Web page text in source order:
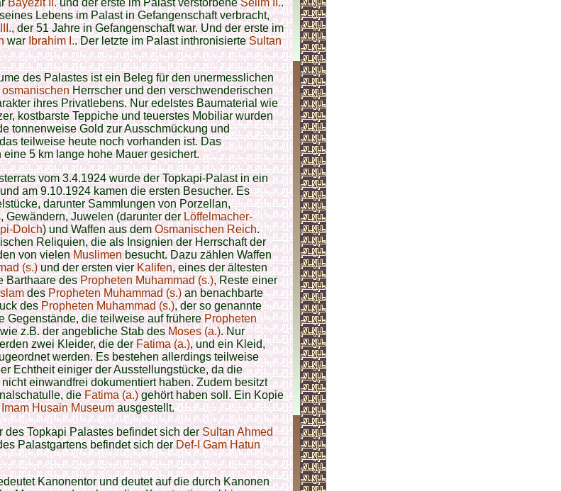
Lebens im Palast in Gefangenschaft verbracht,
, der 51 Jahre in Gefangenschaft war. Und der erste im
warIbrahim I.. Der letzte im Palast inthronisierteSultan
des Palastes ist ein Beleg für den unermesslichen
osmanischenHerrscher und den verschwenderischen
ihres Privatlebens. Nur edelstes Baumaterial wie
kostbarste Teppiche und teuerstes Mobiliar wurden
tonnenweise Gold zur Ausschmückung und
teilweise heute noch vorhanden ist. Das
5 km lange hohe Mauer gesichert.
vom 3.4.1924 wurde der Topkapi-Palast in ein
am 9.10.1924 kamen die ersten Besucher. Es
darunter Sammlungen von Porzellan,
Gewändern, Juwelen (darunter derLöffelmacher-
Dolch) und Waffen aus demOsmanischen Reich.
Reliquien, die als Insignien der Herrschaft der
von vielenMuslimenbesucht. Dazu zählen Waffen
(s.)und der ersten vierKalifen, eines der ältesten
Barthaare desPropheten Muhammad (s.), Reste einer
desPropheten Muhammad (s.)an benachbarte
desPropheten Muhammad (s.), der so genannte
Gegenstände, die teilweise auf früherePropheten
z.B. der angebliche Stab desMoses (a.). Nur
zwei Kleider, die derFatima (a.), und ein Kleid,
werden. Es bestehen allerdings teilweise
Echtheit einiger der Ausstellungstücke, da die
einwandfrei dokumentiert haben. Zudem besitzt
dieFatima (a.)gehört haben soll. Ein Kopie
Imam Husain Museumausgestellt.
des Topkapi Palastes befindet sich derSultan Ahmed
Palastgartens befindet sich derDef-I Gam Hatun
Kanonentor und deutet auf die durch Kanonen